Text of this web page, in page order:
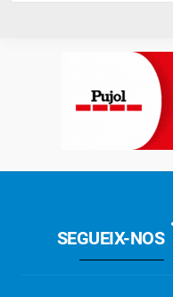
SEGUEIX-NOS